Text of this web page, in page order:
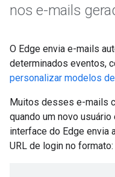
nos e-mails
O Edge envia e-mails
determinados eventos,
personalizar modelos
Muitos desses e-mails
quando um novo
interface do Edge envia
URL de login no formato: